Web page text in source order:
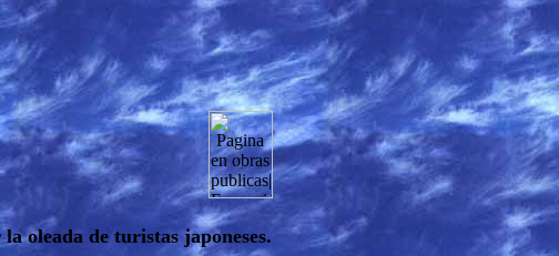
oleada de turistas japoneses.